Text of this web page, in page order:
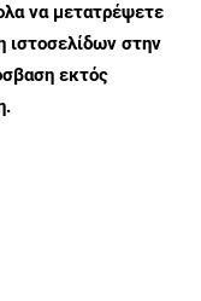
να μετατρέψετε
ιστοσελίδων στην
εκτός